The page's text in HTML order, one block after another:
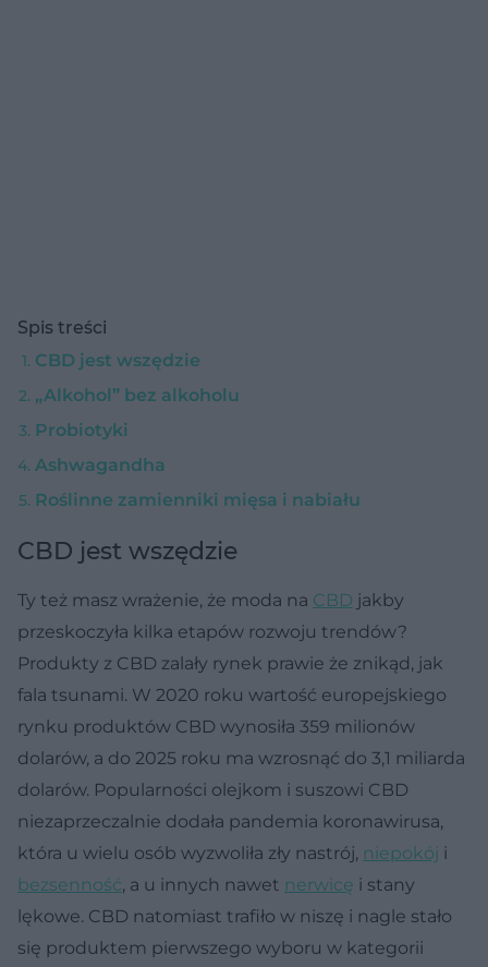
Spis treści
CBD jest wszędzie
„Alkohol” bez alkoholu
Probiotyki
Ashwagandha
Roślinne zamienniki mięsa i nabiału
CBD jest wszędzie
Ty też masz wrażenie, że moda na CBD jakby
przeskoczyła kilka etapów rozwoju trendów?
Produkty z CBD zalały rynek prawie że znikąd, jak
fala tsunami. W 2020 roku wartość europejskiego
rynku produktów CBD wynosiła 359 milionów
dolarów, a do 2025 roku ma wzrosnąć do 3,1 miliarda
dolarów. Popularności olejkom i suszowi CBD
niezaprzeczalnie dodała pandemia koronawirusa,
która u wielu osób wyzwoliła zły nastrój, niepokój i
bezsenność, a u innych nawet nerwicę i stany
lękowe. CBD natomiast trafiło w niszę i nagle stało
się produktem pierwszego wyboru w kategorii